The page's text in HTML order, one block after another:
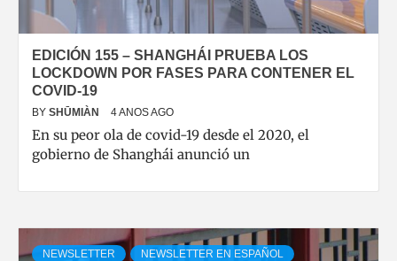
EDICIÓN 155 – SHANGHÁI PRUEBA LOS
LOCKDOWN POR FASES PARA CONTENER EL
COVID-19
BY SHŪMIÀN 4 ANOS AGO
En su peor ola de covid-19 desde el 2020, el
gobierno de Shanghái anunció un
NEWSLETTER NEWSLETTER EN ESPAÑOL